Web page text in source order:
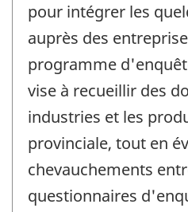
pour intégrer les
auprès des
programme
vise à recueillir des
industries et les
provinciale, tout en
chevauchements
questionnaires